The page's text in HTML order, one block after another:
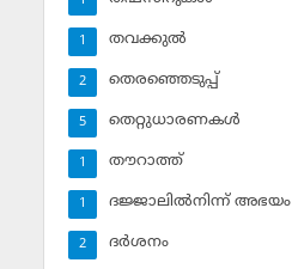
തവക്കുല്‍
1
തെരഞ്ഞെടുപ്പ്
2
തെറ്റുധാരണകള്‍
5
തൗറാത്ത്
1
ദജ്ജാലില്‍നിന്ന് അഭയം
1
ദര്‍ശനം
2